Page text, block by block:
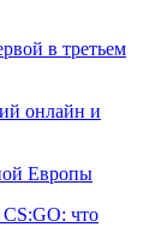
в третьем
онлайн и
Европы
что